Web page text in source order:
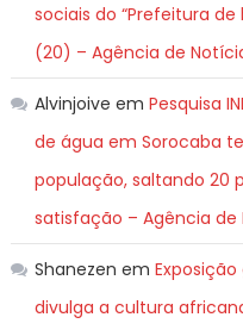
sociais do “Prefeitura
(20) – Agência de
Alvinjoive em Pesquisa
de água em Sorocaba
população, saltando 20
satisfação – Agência de
Shanezen em
divulga a cultura